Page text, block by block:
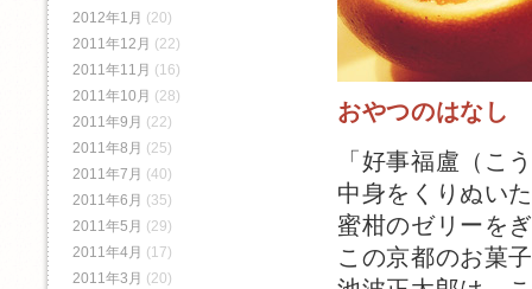
おやつのはなし
「好事福盧（こ
中身をくりぬい
蜜柑のゼリーを
この京都のお菓
2012年1月 (20)
2011年12月 (22)
2011年11月 (16)
2011年10月 (28)
2011年9月 (22)
2011年8月 (25)
2011年7月 (40)
2011年6月 (35)
2011年5月 (29)
2011年4月 (17)
2011年3月 (20)